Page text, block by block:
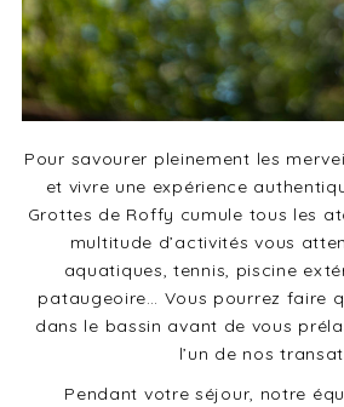
Pour savourer pleinement les
et vivre une expérience
Grottes de Roffy cumule tous les
multitude d’activités vous
aquatiques, tennis, piscine
pataugeoire… Vous pourrez faire
dans le bassin avant de vous
l’un de nos
Pendant votre séjour, notre